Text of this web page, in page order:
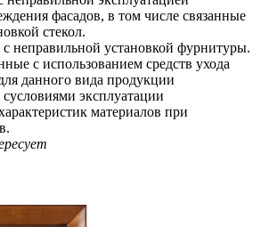
фасадов, в том числе связанные
стекол.
с неправильной установкой фурнитуры.
с использованием средств ухода
данного вида продукции
эксплуатации
материалов при